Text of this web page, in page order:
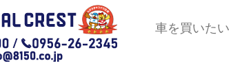
車を買いたい